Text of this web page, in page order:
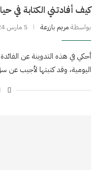
كيف أفادتني الكتابة في
بواسطةمريم بازرعة 5 مارس 2024
أحكي في هذه التدوينة عن
اليومية، وقد كتبتها لأجيب عن